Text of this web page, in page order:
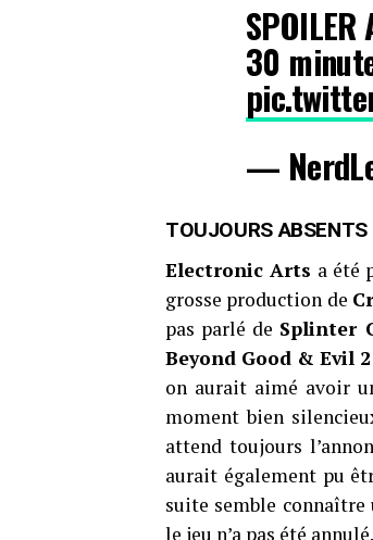
SPOILER
30
—
TOUJOURS ABSENTS
Electronic Arts a été
grosse production de
pas parlé de Splinter
Beyond Good & Evil 2
on aurait aimé avoir
moment bien
attend toujours
aurait également pu
suite semble
le jeu n’a pas été